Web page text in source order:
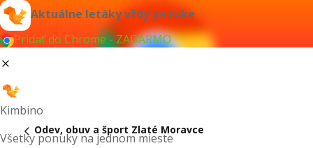
Aktuálne letáky vždy po ruke
Pridať do Chrome - ZADARMO
Kimbino
Všetky ponuky na jednom mieste
Odev, obuv a šport Zlaté Moravce